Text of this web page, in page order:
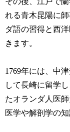
れる青木昆陽に
ダ語の習得と西
きます。
1769年には、中
して長崎に留学
たオランダ人医
医学や解剖学の